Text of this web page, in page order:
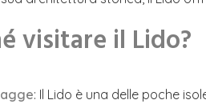
visitare il Lido?
: Il Lido è una delle poche